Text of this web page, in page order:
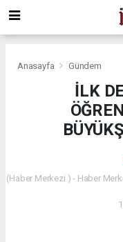
Anasayfa Gündem
İLK
(Haber Merkezi ) - Haber